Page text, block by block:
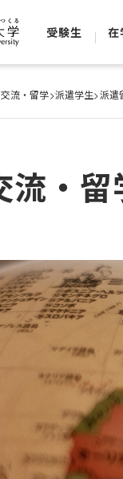
受験生 在
流・留学>派遣学生>派遣
流・留